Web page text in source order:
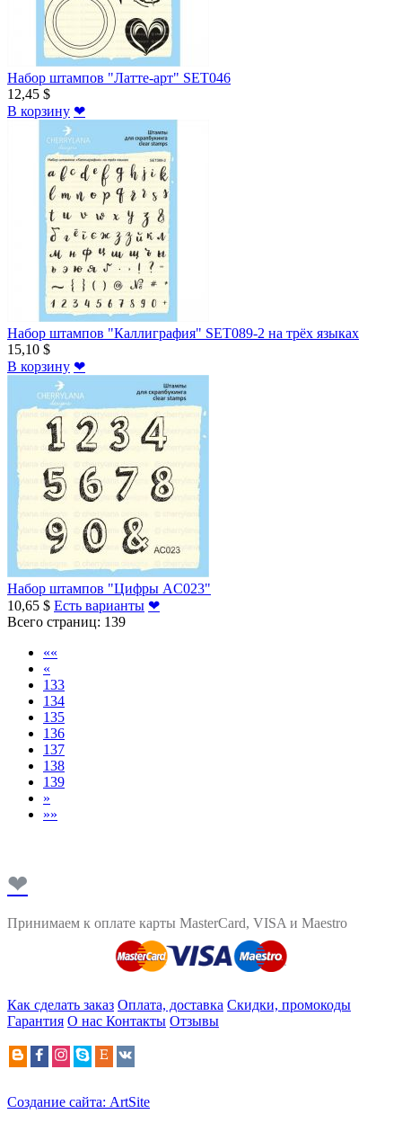
Набор штампов "Латте-арт" SET046
12,45 $
В корзину ❤
Набор штампов "Каллиграфия" SET089-2 на трёх языках
15,10 $
В корзину ❤
Набор штампов "Цифры AC023"
10,65 $ Есть варианты ❤
Всего страниц: 139
««
«
133
134
135
136
137
138
139
»
»»
❤
Принимаем к оплате карты MasterCard, VISA и Maestro
Как сделать заказ Оплата, доставка Скидки, промокоды
Гарантия О нас Контакты Отзывы
Создание сайта: ArtSite